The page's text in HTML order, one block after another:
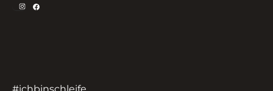
Instagram
Facebook